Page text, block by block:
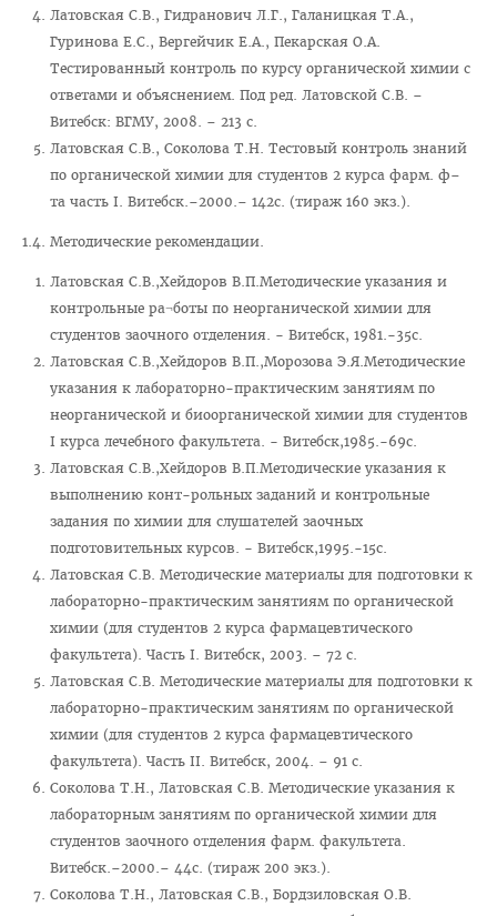
Документы
Адрес
Для иностранных граждан
Личный кабинет абитуриента
Сроки вступительной кампании 2026
Порядок приема в ВГМУ 2026
Нормативная документация
Целевая подготовка
Общая информация
План приема на целевые места
Пункты оформления и выдачи договоров о целевой
подготовке-2026
Заказчик: Министерство здравоохранения
Заказчик: организации спорта
Заказчик: Государственный комитет судебных экспертиз
Заказчик: БелЛекоЦентр
Алгоритм подачи документов для целевиков
Вступительный экзамен
Карта целевика
"Горячая линия" по целевой подготовке
Латовская С.В., Гидранович Л.Г., Галаницкая Т.А.,
Гуринова Е.С., Вергейчик Е.А., Пекарская О.А.
Тестированный контроль по курсу органической химии с
ответами и объяснением. Под ред. Латовской С.В. –
Витебск: ВГМУ, 2008. – 213 с.
Латовская С.В., Соколова Т.Н. Тестовый контроль знаний
по органической химии для студентов 2 курса фарм. ф–
та часть I. Витебск.–2000.– 142с. (тираж 160 экз.).
1.4. Методические рекомендации.
Латовская С.В.,Хейдоров В.П.Методические указания и
контрольные ра¬боты по неорганической химии для
студентов заочного отделения. - Витебск, 1981.-35с.
Латовская С.В.,Хейдоров В.П.,Морозова Э.Я.Методические
указания к лабораторно-практическим занятиям по
неорганической и биоорганической химии для студентов
I курса лечебного факультета. - Витебск,1985.-69с.
Латовская С.В.,Хейдоров В.П.Методические указания к
выполнению конт-рольных заданий и контрольные
задания по химии для слушателей заочных
подготовительных курсов. - Витебск,1995.-15с.
Латовская С.В. Методические материалы для подготовки к
лабораторно-практическим занятиям по органической
химии (для студентов 2 курса фармацевтического
факультета). Часть I. Витебск, 2003. – 72 с.
Латовская С.В. Методические материалы для подготовки к
лабораторно-практическим занятиям по органической
химии (для студентов 2 курса фармацевтического
факультета). Часть II. Витебск, 2004. – 91 с.
Соколова Т.Н., Латовская С.В. Методические указания к
лабораторным занятиям по органической химии для
студентов заочного отделения фарм. факультета.
Витебск.–2000.– 44с. (тираж 200 экз.).
Соколова Т.Н., Латовская С.В., Бордзиловская О.В.